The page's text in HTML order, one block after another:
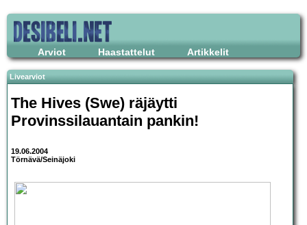
Arviot Haastattelut Artikkelit
Livearviot
The Hives (Swe) räjäytti
Provinssilauantain pankin!
19.06.2004
Törnävä/Seinäjoki